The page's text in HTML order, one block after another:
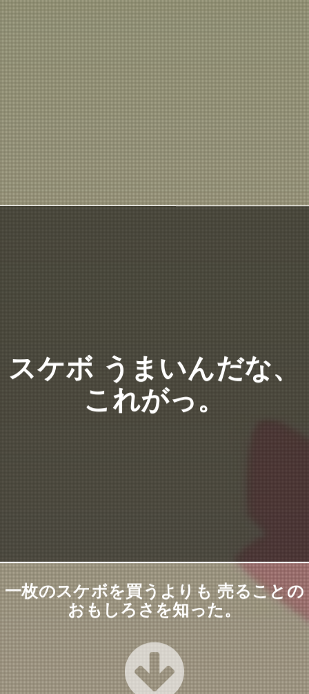
スケボ うまいんだな、
これがっ。
一枚のスケボを買うよりも 売ることの
おもしろさを知った。